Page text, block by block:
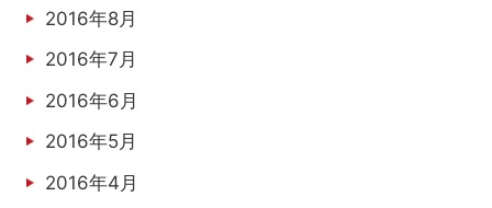
2016年8月
2016年7月
2016年6月
2016年5月
2016年4月